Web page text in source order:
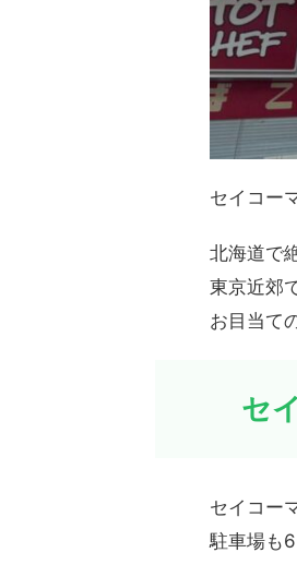
セイコー
北海道で
東京近郊
お目当て
セ
セイコー
駐車場も